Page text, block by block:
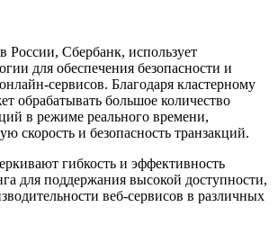
Сбербанк, использует
для обеспечения безопасности и
сервисов. Благодаря кластерному
обрабатывать большое количество
в режиме реального времени,
скорость и безопасность транзакций.
гибкость и эффективность
для поддержания высокой доступности,
веб-сервисов в различных